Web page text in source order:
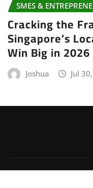
SMES &
Cracking the
Singapore’s
Win Big in 2026
Joshua Jul